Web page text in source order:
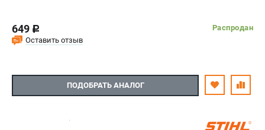
649 c
Распродан
Оставить отзыв
ПОДОБРАТЬ АНАЛОГ